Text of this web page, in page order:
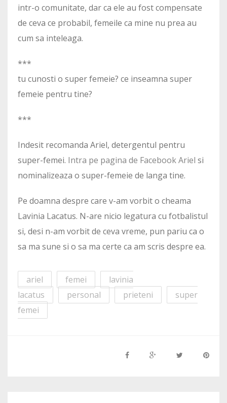
intr-o comunitate, dar ca ele au fost compensate
de ceva ce probabil, femeile ca mine nu prea au
cum sa inteleaga.
***
tu cunosti o super femeie? ce inseamna super
femeie pentru tine?
***
Indesit recomanda Ariel, detergentul pentru
super-femei. Intra pe pagina de Facebook Ariel si
nominalizeaza o super-femeie de langa tine.
Pe doamna despre care v-am vorbit o cheama
Lavinia Lacatus. N-are nicio legatura cu fotbalistul
si, desi n-am vorbit de ceva vreme, pun pariu ca o
sa ma sune si o sa ma certe ca am scris despre ea.
ariel femei
lavinia
lacatus
personal prieteni
super
femei